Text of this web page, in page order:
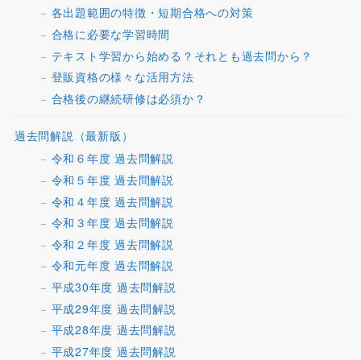
各出題範囲の特徴・短期合格への対策
合格に必要な学習時間
テキスト学習から始める？それとも過去問から？
登販資格の様々な活用方法
合格後の継続研修は必須か？
過去問解説（最新版）
令和６年度 過去問解説
令和５年度 過去問解説
令和４年度 過去問解説
令和３年度 過去問解説
令和２年度 過去問解説
令和元年度 過去問解説
平成30年度 過去問解説
平成29年度 過去問解説
平成28年度 過去問解説
平成27年度 過去問解説